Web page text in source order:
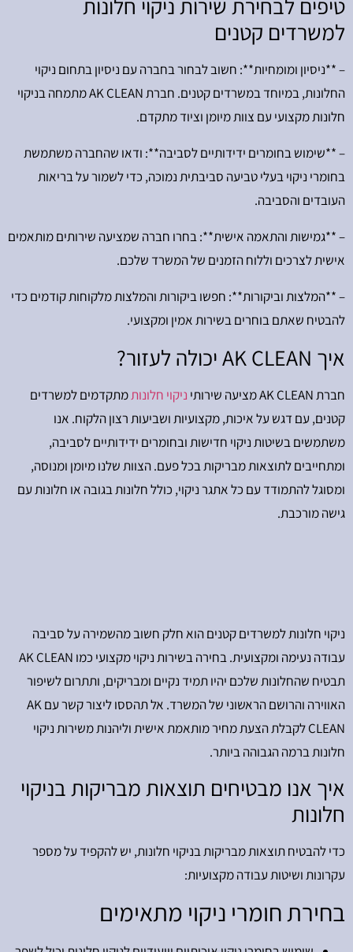
טיפים לבחירת שירות ניקוי חלונות
למשרדים קטנים
– **ניסיון ומומחיות**: חשוב לבחור בחברה עם ניסיון בתחום ניקוי
החלונות, במיוחד במשרדים קטנים. חברת AK CLEAN מתמחה בניקוי
חלונות מקצועי עם צוות מיומן וציוד מתקדם.
– **שימוש בחומרים ידידותיים לסביבה**: ודאו שהחברה משתמשת
בחומרי ניקוי בעלי טביעה סביבתית נמוכה, כדי לשמור על בריאות
העובדים והסביבה.
– **גמישות והתאמה אישית**: בחרו חברה שמציעה שירותים מותאמים
אישית לצרכים וללוח הזמנים של המשרד שלכם.
– **המלצות וביקורות**: חפשו ביקורות והמלצות מלקוחות קודמים כדי
להבטיח שאתם בוחרים בשירות אמין ומקצועי.
איך AK CLEAN יכולה לעזור?
חברת AK CLEAN מציעה שירותי ניקוי חלונותמתקדמים למשרדים
קטנים, עם דגש על איכות, מקצועיות ושביעות רצון הלקוח. אנו
משתמשים בשיטות ניקוי חדישות ובחומרים ידידותיים לסביבה,
ומתחייבים לתוצאות מבריקות בכל פעם. הצוות שלנו מיומן ומנוסה,
ומסוגל להתמודד עם כל אתגר ניקוי, כולל חלונות בגובה או חלונות עם
גישה מורכבת.
ניקוי חלונות למשרדים קטנים הוא חלק חשוב מהשמירה על סביבה
עבודה נעימה ומקצועית. בחירה בשירות ניקוי מקצועי כמו AK CLEAN
תבטיח שהחלונות שלכם יהיו תמיד נקיים ומבריקים, ותתרום לשיפור
האווירה והרושם הראשוני של המשרד. אל תהססו ליצור קשר עם AK
CLEAN לקבלת הצעת מחיר מותאמת אישית וליהנות משירות ניקוי
חלונות ברמה הגבוהה ביותר.
איך אנו מבטיחים תוצאות מבריקות בניקוי
חלונות
כדי להבטיח תוצאות מבריקות בניקוי חלונות, יש להקפיד על מספר
עקרונות ושיטות עבודה מקצועיות:
בחירת חומרי ניקוי מתאימים